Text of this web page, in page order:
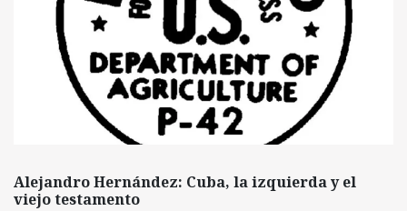
Alejandro Hernández: Cuba, la izquierda y el
viejo testamento